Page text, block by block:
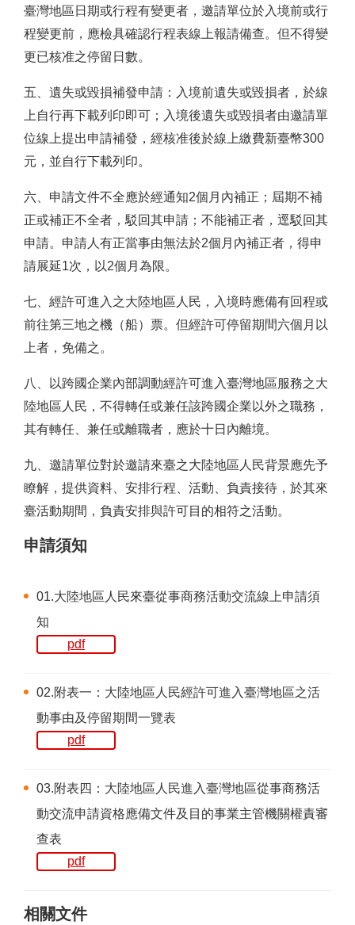
臺灣地區日期或行程有變更者，邀請單位於入境前或行
程變更前，應檢具確認行程表線上報請備查。但不得變
更已核准之停留日數。
五、遺失或毀損補發申請：入境前遺失或毀損者，於線
上自行再下載列印即可；入境後遺失或毀損者由邀請單
位線上提出申請補發，經核准後於線上繳費新臺幣300
元，並自行下載列印。
六、申請文件不全應於經通知2個月內補正；屆期不補
正或補正不全者，駁回其申請；不能補正者，逕駁回其
申請。申請人有正當事由無法於2個月內補正者，得申
請展延1次，以2個月為限。
七、經許可進入之大陸地區人民，入境時應備有回程或
前往第三地之機（船）票。但經許可停留期間六個月以
上者，免備之。
八、以跨國企業內部調動經許可進入臺灣地區服務之大
陸地區人民，不得轉任或兼任該跨國企業以外之職務，
其有轉任、兼任或離職者，應於十日內離境。
九、邀請單位對於邀請來臺之大陸地區人民背景應先予
瞭解，提供資料、安排行程、活動、負責接待，於其來
臺活動期間，負責安排與許可目的相符之活動。
申請須知
01.大陸地區人民來臺從事商務活動交流線上申請須
知
pdf
02.附表一：大陸地區人民經許可進入臺灣地區之活
動事由及停留期間一覽表
pdf
03.附表四：大陸地區人民進入臺灣地區從事商務活
動交流申請資格應備文件及目的事業主管機關權責審
查表
pdf
相關文件